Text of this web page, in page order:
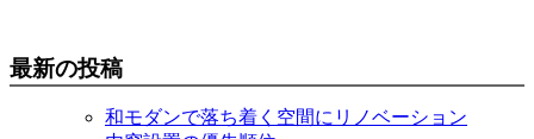
最新の投稿
和モダンで落ち着く空間にリノベーション